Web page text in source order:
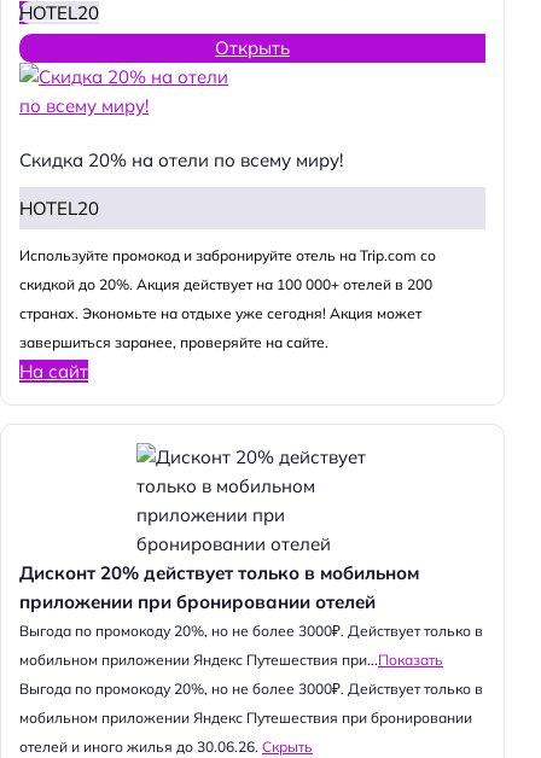
HOTEL20
Открыть
Скидка 20% на отели по всему миру!
HOTEL20
Используйте промокод и забронируйте отель на Trip.com со
скидкой до 20%. Акция действует на 100 000+ отелей в 200
странах. Экономьте на отдыхе уже сегодня! Акция может
завершиться заранее, проверяйте на сайте.
На сайт
Дисконт 20% действует только в мобильном
приложении при бронировании отелей
Выгода по промокоду 20%, но не более 3000₽. Действует только в
мобильном приложении Яндекс Путешествия при...Показать
Выгода по промокоду 20%, но не более 3000₽. Действует только в
мобильном приложении Яндекс Путешествия при бронировании
отелей и иного жилья до 30.06.26. Скрыть